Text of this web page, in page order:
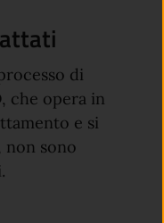
di
che opera in
e si
non sono